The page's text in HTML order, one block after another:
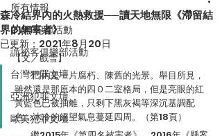
所有情報
CWT犯聯活動
詭祕客俱樂部活動
台灣犯罪文壇
亞洲犯罪文壇
歐美犯罪文壇
森冷結界內的火熱救援──讀天地無限《滯留結
界的無辜者》
已更新： 2021年8月20日
【文／戲雪】
門內是一片腐朽、陳舊的光景。舉目所見，
雖然還是那原本的四Ｏ二室格局，但是亮眼的紅
黃藍色已被抽離，只剩下黑灰褐等深沉基調配
色，冰冷的絕望氣息蔓延四周。（第18頁）